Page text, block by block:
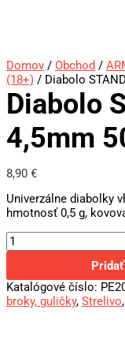
Domov / Obchod /
(18+) / Diabolo
Diabolo
4,5mm
8,90 €
Univerzálne diabolky
hmotnosť 0,5 g,
Katalógové číslo:
broky, guličky, Strelivo,